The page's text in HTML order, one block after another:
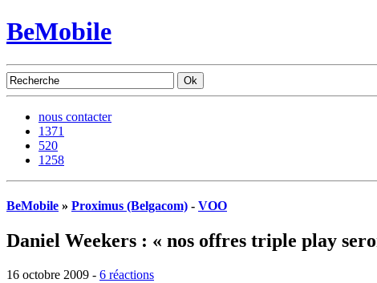
BeMobile
nous contacter
1371
520
1258
BeMobile » Proximus (Belgacom) - VOO
Daniel Weekers : « nos offres triple play
16 octobre 2009 - 6 réactions